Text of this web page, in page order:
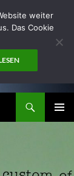
weiter
Das Cookie